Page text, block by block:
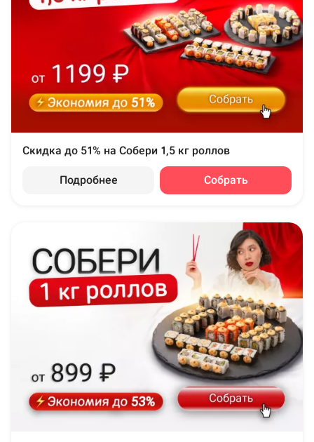
Скидка до 51% на Собери 1,5 кг роллов
Подробнее Собрать